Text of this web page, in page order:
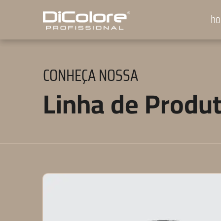
CONHEÇA NOSSA
Linha de